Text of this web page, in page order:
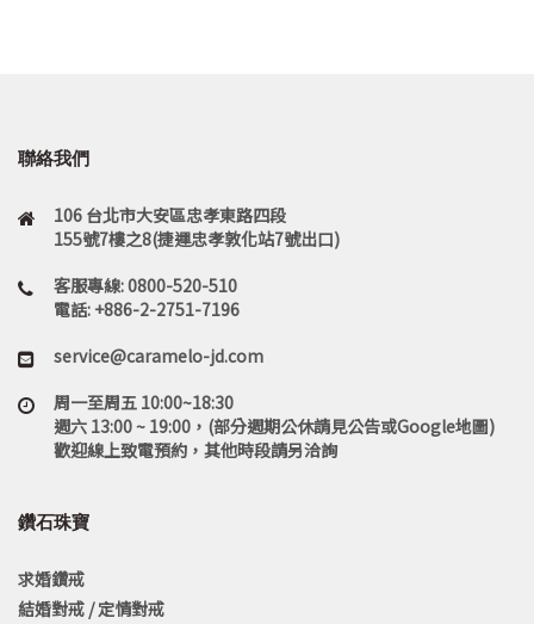
聯絡我們
106 台北市大安區忠孝東路四段
155號7樓之8(捷運忠孝敦化站7號出口)
客服專線: 0800-520-510
電話: +886-2-2751-7196
service@caramelo-jd.com
周一至周五 10:00~18:30
週六 13:00 ~ 19:00，(部分週期公休請見公告或Google地圖)
歡迎線上致電預約，其他時段請另洽詢
鑽石珠寶
求婚鑽戒
結婚對戒 / 定情對戒